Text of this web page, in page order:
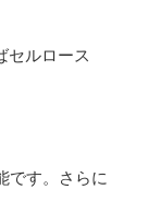
セルロース
です。さらに